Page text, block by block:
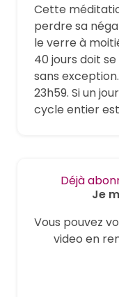
Cette
perdre sa
le verre à
40 jours doit
sans
23h59. Si un
cycle entier
Déjà
Je
Vous pouvez
video en